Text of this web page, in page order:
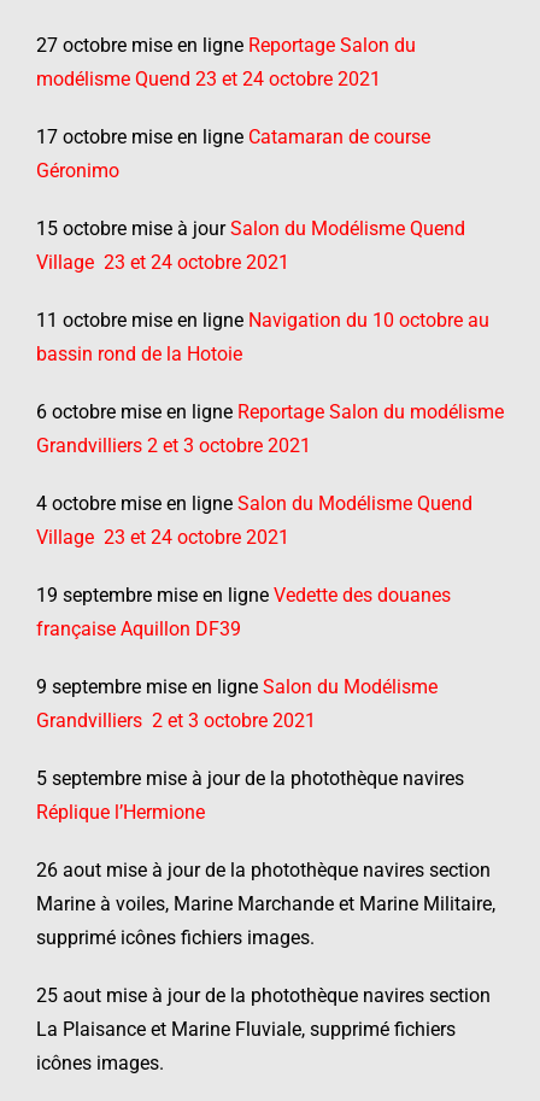
27 octobre mise en ligne Reportage Salon du
modélisme Quend 23 et 24 octobre 2021
17 octobre mise en ligne Catamaran de course
Géronimo
15 octobre mise à jourSalon du Modélisme Quend
Village 23 et 24 octobre 2021
11 octobre mise en ligne Navigation du 10 octobre au
bassin rond de la Hotoie
6 octobre mise en ligne Reportage Salon du modélisme
Grandvilliers 2 et 3 octobre 2021
4 octobre mise en ligne Salon du Modélisme Quend
Village 23 et 24 octobre 2021
19 septembre mise en ligne Vedette des douanes
française Aquillon DF39
9 septembre mise en ligne Salon du Modélisme
Grandvilliers 2 et 3 octobre 2021
5 septembre mise à jour de la photothèque navires
Réplique l’Hermione
26 aout mise à jour de la photothèque navires section
Marine à voiles, Marine Marchande et Marine Militaire,
supprimé icônes fichiers images.
25 aout mise à jour de la photothèque navires section
La Plaisance et Marine Fluviale, supprimé fichiers
icônes images.